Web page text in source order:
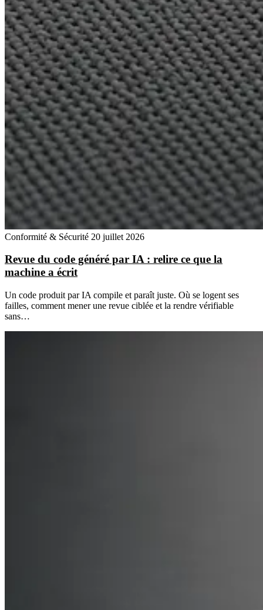
Conformité & Sécurité 20 juillet 2026
Revue du code généré par IA : relire ce que la
machine a écrit
Un code produit par IA compile et paraît juste. Où se logent ses
failles, comment mener une revue ciblée et la rendre vérifiable
sans…